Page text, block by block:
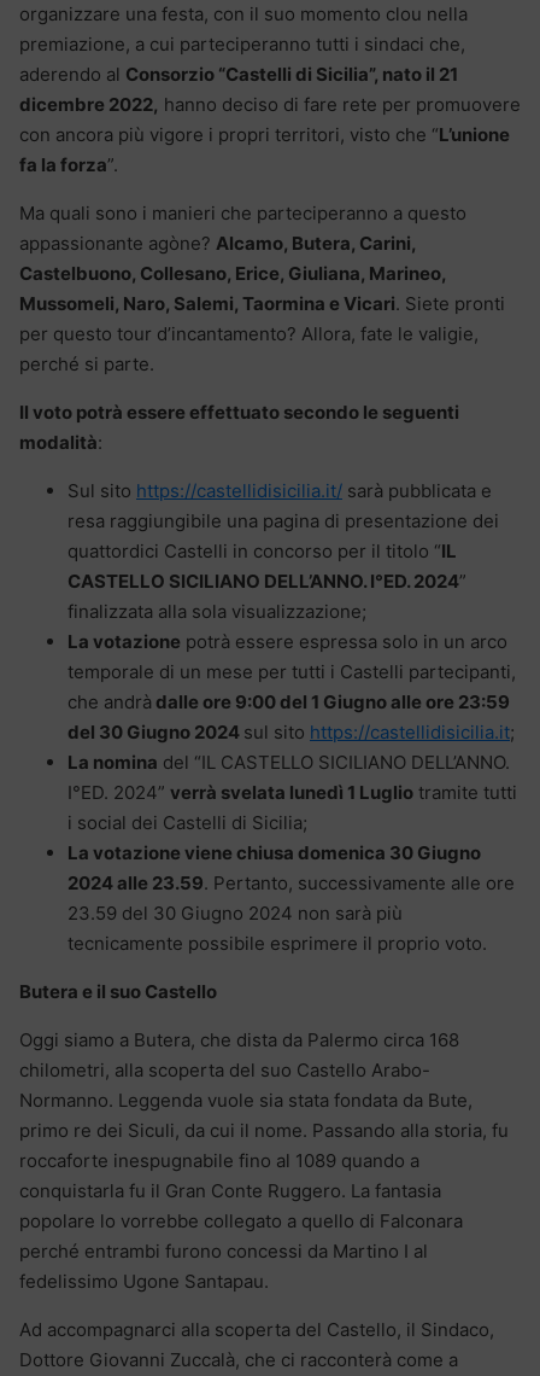
organizzare una festa, con il suo momento clou nella
premiazione, a cui parteciperanno tutti i sindaci che,
aderendo al Consorzio “Castelli di Sicilia”, nato il 21
dicembre 2022, hanno deciso di fare rete per promuovere
con ancora più vigore i propri territori, visto che “L’unione
fa la forza”.
Ma quali sono i manieri che parteciperanno a questo
appassionante agòne? Alcamo, Butera, Carini,
Castelbuono, Collesano, Erice, Giuliana, Marineo,
Mussomeli, Naro, Salemi, Taormina e Vicari. Siete pronti
per questo tour d’incantamento? Allora, fate le valigie,
perché si parte.
Il voto potrà essere effettuato secondo le seguenti
modalità:
Sul sito https://castellidisicilia.it/ sarà pubblicata e
resa raggiungibile una pagina di presentazione dei
quattordici Castelli in concorso per il titolo “IL
CASTELLO SICILIANO DELL’ANNO. I°ED. 2024”
finalizzata alla sola visualizzazione;
La votazione potrà essere espressa solo in un arco
temporale di un mese per tutti i Castelli partecipanti,
che andrà dalle ore 9:00 del 1 Giugno alle ore 23:59
del 30 Giugno 2024 sul sito https://castellidisicilia.it;
La nomina del “IL CASTELLO SICILIANO DELL’ANNO.
I°ED. 2024” verrà svelata lunedì 1 Luglio tramite tutti
i social dei Castelli di Sicilia;
La votazione viene chiusa domenica 30 Giugno
2024 alle 23.59. Pertanto, successivamente alle ore
23.59 del 30 Giugno 2024 non sarà più
tecnicamente possibile esprimere il proprio voto.
Butera e il suo Castello
Oggi siamo a Butera, che dista da Palermo circa 168
chilometri, alla scoperta del suo Castello Arabo-
Normanno. Leggenda vuole sia stata fondata da Bute,
primo re dei Siculi, da cui il nome. Passando alla storia, fu
roccaforte inespugnabile fino al 1089 quando a
conquistarla fu il Gran Conte Ruggero. La fantasia
popolare lo vorrebbe collegato a quello di Falconara
perché entrambi furono concessi da Martino I al
fedelissimo Ugone Santapau.
Ad accompagnarci alla scoperta del Castello, il Sindaco,
Dottore Giovanni Zuccalà, che ci racconterà come a